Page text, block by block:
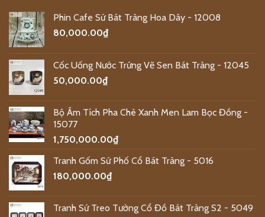
Phin Cafe Sứ Bát Tràng Hoa Dây - 12008
80,000.00₫
Cốc Uống Nước Trứng Vẽ Sen Bát Tràng - 12045
50,000.00₫
Bộ Ấm Tích Pha Chè Xanh Men Lam Bọc Đồng -
15077
1,750,000.00₫
Tranh Gốm Sứ Phố Cổ Bát Tràng - 5016
180,000.00₫
Tranh Sứ Treo Tường Cổ Đồ Bát Tràng S2 - 5049